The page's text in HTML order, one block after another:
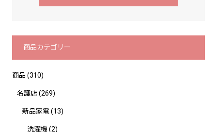
商品カテゴリー
商品 (310)
名護店(269)
新品家電(13)
洗濯機 (2)